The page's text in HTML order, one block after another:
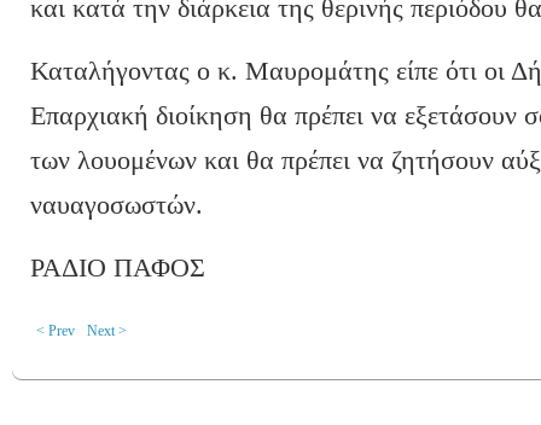
και κατά την διάρκεια της θερινής περιόδου
Καταλήγοντας ο κ. Μαυρομάτης είπε ότι οι
Επαρχιακή διοίκηση θα πρέπει να εξετάσουν
των λουομένων και θα πρέπει να ζητήσουν
ναυαγοσωστών.
ΡΑΔΙΟ ΠΑΦΟΣ
< Prev Next >